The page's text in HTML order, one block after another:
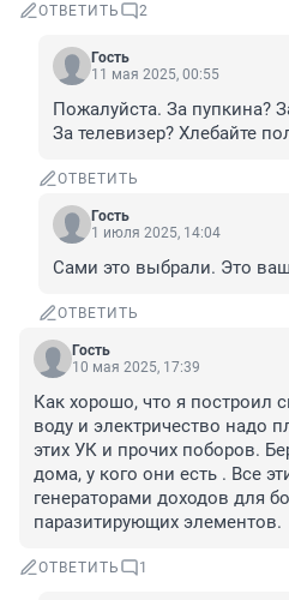
ОТВЕТИТЬ 2
Гость
11 мая 2025, 00:55
Пожалуйста. За пупкина?
За телевизер? Хлебайте
ОТВЕТИТЬ
Гость
1 июля 2025, 14:04
Сами это выбрали. Это
ОТВЕТИТЬ
Гость
10 мая 2025, 17:39
Как хорошо, что я построил
воду и электричество надо
этих УК и прочих поборов.
дома, у кого они есть . Все
генераторами доходов для
паразитирующих элементов.
ОТВЕТИТЬ 1